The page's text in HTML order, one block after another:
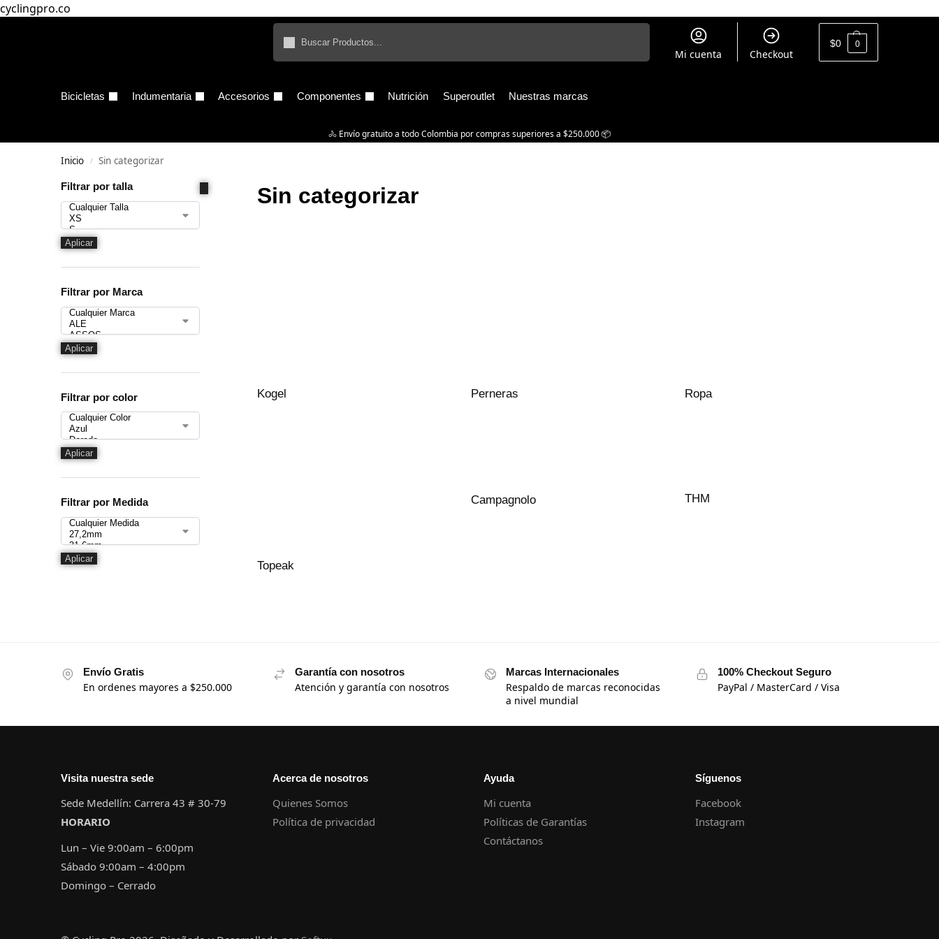
cyclingpro.co
Mi cuenta Checkout
$0 0
Bicicletas Indumentaria Accesorios Componentes Nutrición Superoutlet Nuestras marcas
🚴‍ Envío gratuito a todo Colombia por compras superiores a $250.000 📦
Inicio / Sin categorizar
Sin categorizar
Kogel Perneras Ropa
Topeak
Campagnolo THM
Filtrar por talla
Aplicar
Filtrar por Marca
Aplicar
Filtrar por color
Aplicar
Filtrar por Medida
Aplicar
Envío Gratis
En ordenes mayores a $250.000
Garantía con nosotros
Atención y garantía con nosotros
Marcas Internacionales
Respaldo de marcas reconocidas
a nivel mundial
100% Checkout Seguro
PayPal / MasterCard / Visa
Visita nuestra sede
Sede Medellín: Carrera 43 # 30-79
HORARIO
Lun – Vie 9:00am – 6:00pm
Sábado 9:00am – 4:00pm
Domingo – Cerrado
Acerca de nosotros
Quienes Somos
Política de privacidad
Ayuda
Mi cuenta
Políticas de Garantías
Contáctanos
Síguenos
Facebook
Instagram